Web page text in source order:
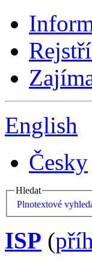
English
Česky
Hledat
Plnotextové
ISP (